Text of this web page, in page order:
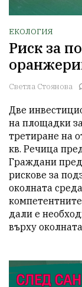
ЕКОЛОГИЯ
Риск за
Светла Стоянова
Две
на площадки
третиране на
кв. Речица
Граждани
рискове за
околната
дали е
върху